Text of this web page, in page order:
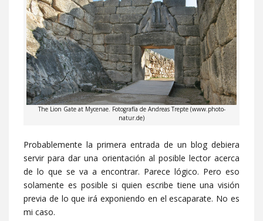
The Lion Gate at Mycenae. Fotografía de Andreas Trepte (www.photo-
natur.de)
Probablemente la primera entrada de un blog debiera
servir para dar una orientación al posible lector acerca
de lo que se va a encontrar. Parece lógico. Pero eso
solamente es posible si quien escribe tiene una visión
previa de lo que irá exponiendo en el escaparate. No es
mi caso.